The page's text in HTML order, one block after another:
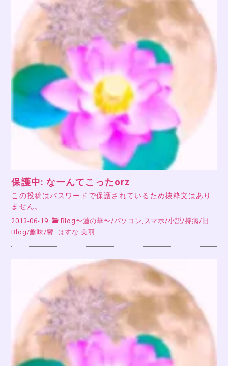
保護中: なーんてこったorz
この投稿はパスワードで保護されているため抜粋文はあり
ません。
2013-06-19 Blog〜蓮の華〜 /パソコン,スマホ /小説 /持病 /旧
Blog /趣味/鬱 はすな 美羽